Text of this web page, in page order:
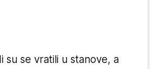
su se vratili u stanove, a